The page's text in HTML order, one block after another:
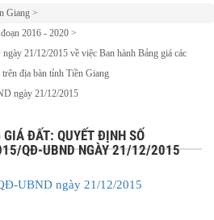
Giang >
2016 - 2020 >
21/12/2015 về việc Ban hành Bảng giá các
địa bàn tỉnh Tiền Giang
ngày 21/12/2015
GIÁ ĐẤT: QUYẾT ĐỊNH SỐ
QĐ-UBND NGÀY 21/12/2015
UBND ngày 21/12/2015